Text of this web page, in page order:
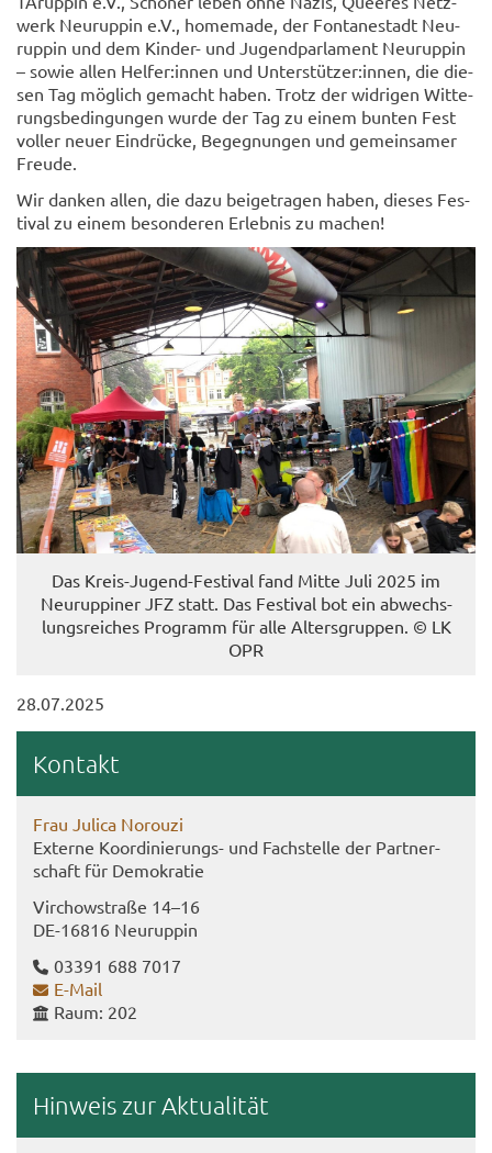
werk Neu­rup­pin e.V., ho­me­ma­de, der Fon­ta­ne­stadt Neu­
rup­pin und dem Kinder-​ und Ju­gend­par­la­ment Neu­rup­pin
– sowie allen Hel­fer:innen und Un­ter­stüt­zer:innen, die die­
sen Tag mög­lich ge­macht haben. Trotz der wid­ri­gen Wit­te­
rungs­be­din­gun­gen wurde der Tag zu einem bun­ten Fest
vol­ler neuer Ein­drü­cke, Be­geg­nun­gen und ge­mein­sa­mer
Freu­de.
Wir dan­ken allen, die dazu bei­getra­gen haben, die­ses Fes­
ti­val zu einem be­son­de­ren Er­leb­nis zu ma­chen!
Das Kreis-​Jugend-Festival fand Mitte Juli 2025 im
Neu­rup­pi­ner JFZ statt. Das Fes­ti­val bot ein ab­wechs­
lungs­rei­ches Pro­gramm für alle Al­ters­grup­pen. © LK
OPR
28.07.2025
Kon­takt
Frau Ju­li­ca No­rou­zi
Ex­ter­ne Koordinierungs-​ und Fach­stel­le der Part­ner­
schaft für De­mo­kra­tie
Virch­ow­stra­ße 14–16
DE-​16816 Neu­rup­pin
03391 688 7017
E-​Mail
Raum: 202
Hin­weis zur Ak­tua­li­tät